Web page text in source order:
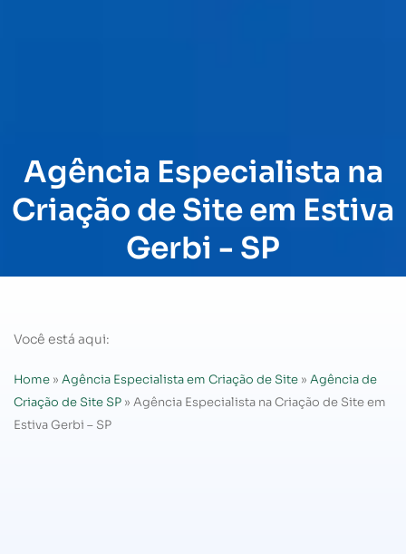
Agência Especialista na
Criação de Site em Estiva
Gerbi - SP
Você está aqui:
Home » Agência Especialista em Criação de Site » Agência de
Criação de Site SP » Agência Especialista na Criação de Site em
Estiva Gerbi – SP